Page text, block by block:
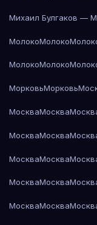
Михаил Булгаков —
МолокоМолоко
МолокоМолоко
МорковьМорковь
МоскваМосква
МоскваМосква
МоскваМосква
МоскваМосква
МоскваМосква